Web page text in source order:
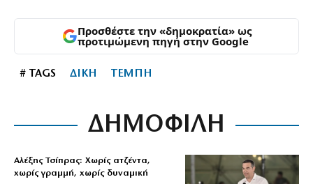
Προσθέστε την «δημοκρατία» ως
προτιμώμενη πηγή στην Google
# TAGS ΔΙΚΗ ΤΕΜΠΗ
ΔΗΜΟΦΙΛΗ
Αλέξης Τσίπρας: Χωρίς ατζέντα,
χωρίς γραμμή, χωρίς δυναμική